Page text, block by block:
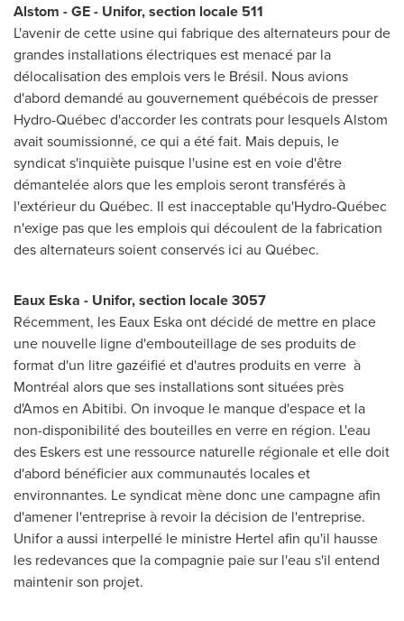
Alstom - GE - Unifor, section locale 511
L'avenir de cette usine qui fabrique des alternateurs pour de
grandes installations électriques est menacé par la
délocalisation des emplois vers le Brésil. Nous avions
d'abord demandé au gouvernement québécois de presser
Hydro-Québec d'accorder les contrats pour lesquels Alstom
avait soumissionné, ce qui a été fait. Mais depuis, le
syndicat s'inquiète puisque l'usine est en voie d'être
démantelée alors que les emplois seront transférés à
l'extérieur du Québec. Il est inacceptable qu'Hydro-Québec
n'exige pas que les emplois qui découlent de la fabrication
des alternateurs soient conservés ici au Québec.
Eaux Eska - Unifor, section locale 3057
Récemment, les Eaux Eska ont décidé de mettre en place
une nouvelle ligne d'embouteillage de ses produits de
format d'un litre gazéifié et d'autres produits en verre à
Montréal alors que ses installations sont situées près
d'Amos en Abitibi. On invoque le manque d'espace et la
non-disponibilité des bouteilles en verre en région. L'eau
des Eskers est une ressource naturelle régionale et elle doit
d'abord bénéficier aux communautés locales et
environnantes. Le syndicat mène donc une campagne afin
d'amener l'entreprise à revoir la décision de l'entreprise.
Unifor a aussi interpellé le ministre Hertel afin qu'il hausse
les redevances que la compagnie paie sur l'eau s'il entend
maintenir son projet.